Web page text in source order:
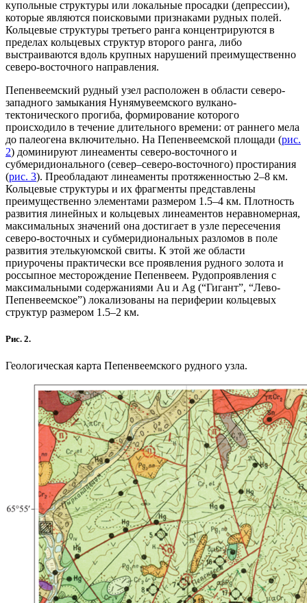
купольные структуры или локальные просадки (депрессии),
которые являются поисковыми признаками рудных полей.
Кольцевые структуры третьего ранга концентрируются в
пределах кольцевых структур второго ранга, либо
выстраиваются вдоль крупных нарушений преимущественно
северо-восточного направления.
Пепенвеемский рудный узел расположен в области северо-
западного замыкания Нунямувеемского вулкано-
тектонического прогиба, формирование которого
происходило в течение длительного времени: от раннего мела
до палеогена включительно. На Пeпенвеемской площади (рис.
2) доминируют линеаменты северо-восточного и
субмеридионального (север–северо-восточного) простирания
(рис. 3). Преобладают линеаменты протяженностью 2–8 км.
Кольцевые структуры и их фрагменты представлены
преимущественно элементами размером 1.5–4 км. Плотность
развития линейных и кольцевых линеаментов неравномерная,
максимальных значений она достигает в узле пересечения
северо-восточных и субмеридиональных разломов в поле
развития этелькуюмской свиты. К этой же области
приурочены практически все проявления рудного золота и
россыпное месторождение Пепенвеем. Рудопроявления с
максимальными содержаниями Au и Ag (“Гигант”, “Лево-
Пепенвеемское”) локализованы на периферии кольцевых
структур размером 1.5–2 км.
Рис. 2.
Геологическая карта Пепенвеемского рудного узла.